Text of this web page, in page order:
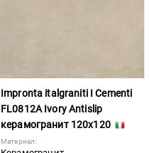
Impronta italgraniti I Cementi
FL0812A Ivory Antislip
керамогранит 120x120
Материал: